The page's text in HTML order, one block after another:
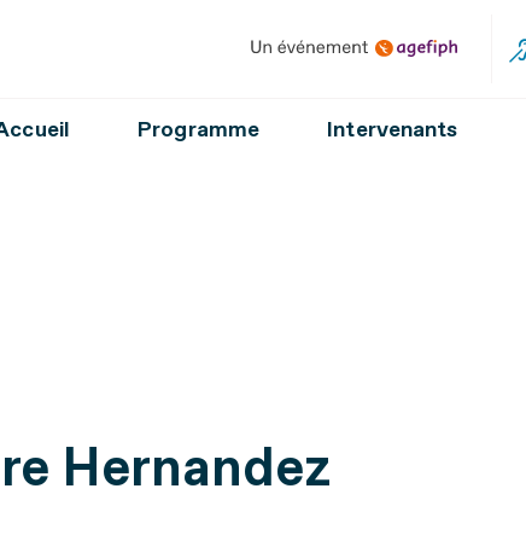
Un événement Agefiph
Programme Intervenants
Hernandez